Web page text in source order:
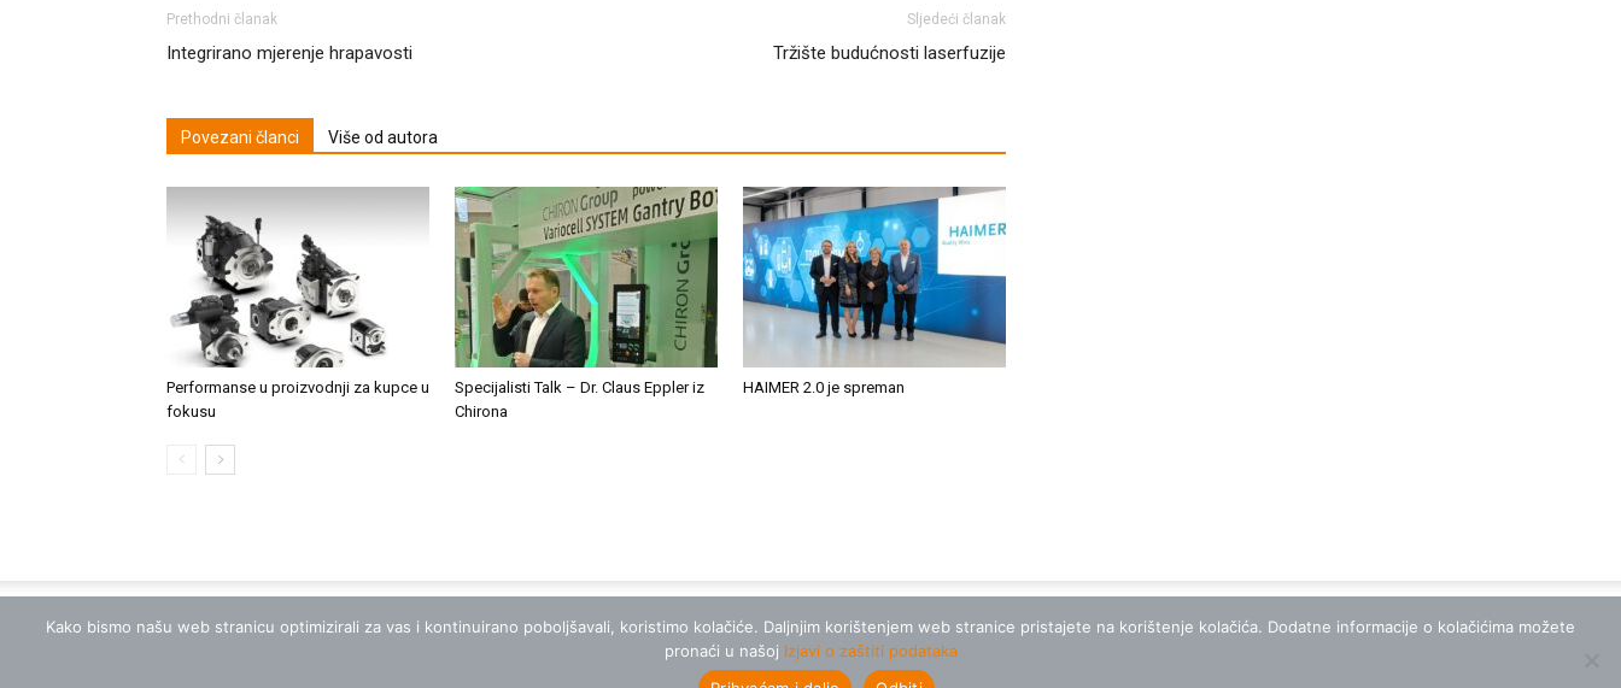
Prethodni članak
Integrirano mjerenje hrapavosti
Sljedeći članak
Tržište budućnosti laserfuzije
Povezani članci Više od autora
Performanse u proizvodnji za kupce u
fokusu
Specijalisti Talk – Dr. Claus Eppler iz
Chirona
HAIMER 2.0 je spreman
Kako bismo našu web stranicu optimizirali za vas i kontinuirano poboljšavali, koristimo kolačiće. Daljnjim korištenjem web stranice pristajete na korištenje kolačića. Dodatne informacije o kolačićima možete
pronaći u našoj Izjavi o zaštiti podataka